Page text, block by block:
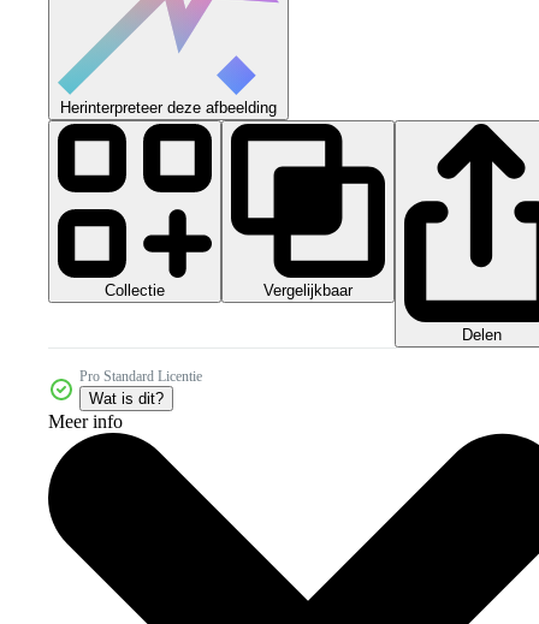
Herinterpreteer deze afbeelding
Collectie Vergelijkbaar
Delen
Pro Standard Licentie
Wat is dit?
Meer info